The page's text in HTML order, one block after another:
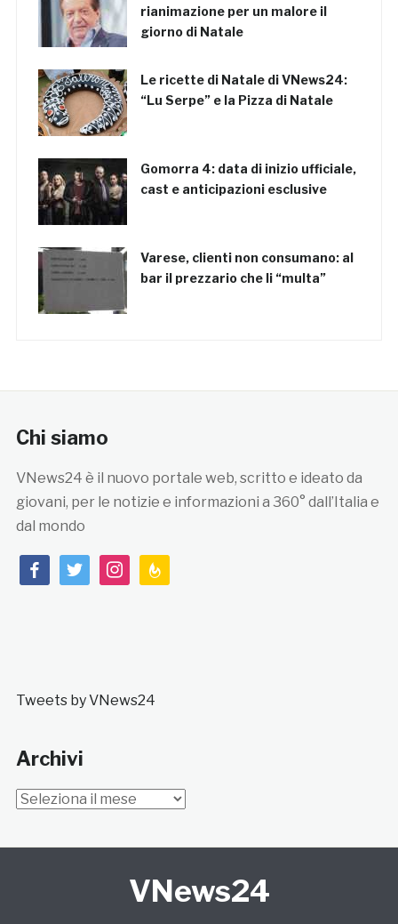
rianimazione per un malore il
giorno di Natale
Le ricette di Natale di VNews24:
“Lu Serpe” e la Pizza di Natale
Gomorra 4: data di inizio ufficiale,
cast e anticipazioni esclusive
Varese, clienti non consumano: al
bar il prezzario che li “multa”
Chi siamo
VNews24 è il nuovo portale web, scritto e ideato da
giovani, per le notizie e informazioni a 360° dall’Italia e
dal mondo
facebooktwitterinstagramfeedburner
Tweets by VNews24
Archivi
Archivi
VNews24